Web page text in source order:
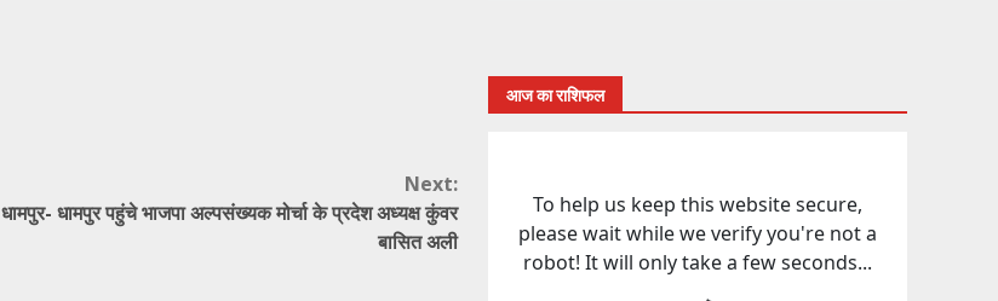
Next:
धामपुर- धामपुर पहुंचे भाजपा अल्पसंख्यक मोर्चा के प्रदेश अध्यक्ष कुंवर
बासित अली
आज का राशिफल